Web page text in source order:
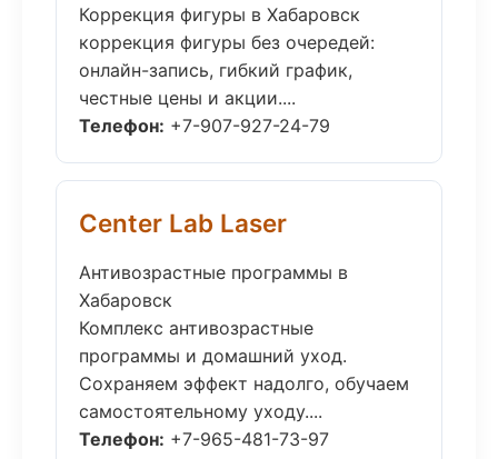
Коррекция фигуры в Хабаровск
коррекция фигуры без очередей:
онлайн-запись, гибкий график,
честные цены и акции....
Телефон: +7-907-927-24-79
Center Lab Laser
Антивозрастные программы в
Хабаровск
Комплекс антивозрастные
программы и домашний уход.
Сохраняем эффект надолго, обучаем
самостоятельному уходу....
Телефон: +7-965-481-73-97